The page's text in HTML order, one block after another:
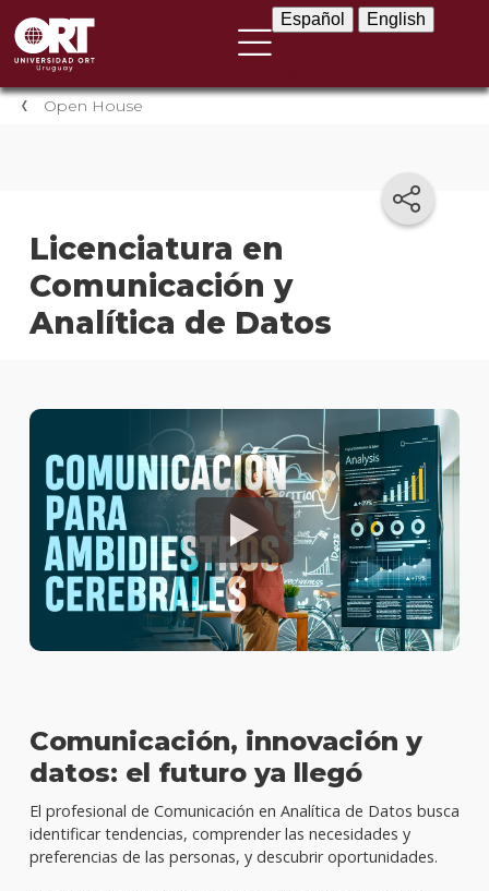
Español English
Open House
Licenciatura en
Comunicación y
Analítica de Datos
Comunicación, innovación y
datos: el futuro ya llegó
El profesional de Comunicación en Analítica de Datos busca
identificar tendencias, comprender las necesidades y
preferencias de las personas, y descubrir oportunidades.